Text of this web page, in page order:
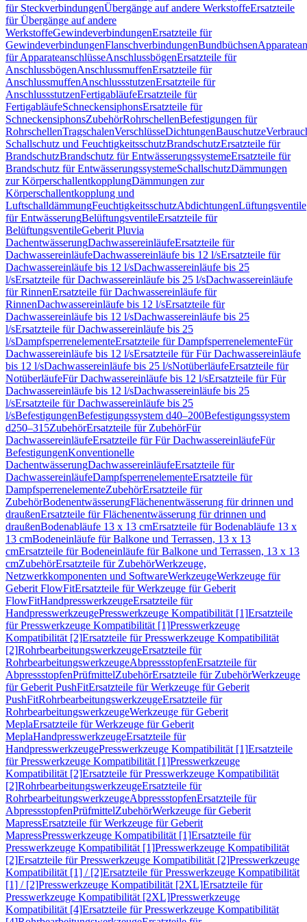
für SteckverbindungenÜbergänge auf andere WerkstoffeErsatzteile
für Übergänge auf andere
WerkstoffeGewindeverbindungenErsatzteile für
GewindeverbindungenFlanschverbindungenBundbüchsen
für ApparateanschlüsseAnschlussbögenErsatzteile für
AnschlussbögenAnschlussmuffenErsatzteile für
AnschlussmuffenAnschlussstutzenErsatzteile für
AnschlussstutzenFertigabläufeErsatzteile für
FertigabläufeSchneckensiphonsErsatzteile für
SchneckensiphonsZubehörRohrschellenBefestigungen für
RohrschellenTragschalenVerschlüsseDichtungenBauschutze
Schallschutz und FeuchtigkeitsschutzBrandschutzErsatzteile für
BrandschutzBrandschutz für EntwässerungssystemeErsatzteile für
Brandschutz für EntwässerungssystemeSchallschutzDämmungen
zur KörperschallentkopplungDämmungen zur
Körperschallentkopplung und
LuftschalldämmungFeuchtigkeitsschutzAbdichtungenLüftungsventile
für EntwässerungBelüftungsventileErsatzteile für
BelüftungsventileGeberit Pluvia
DachentwässerungDachwassereinläufeErsatzteile für
DachwassereinläufeDachwassereinläufe bis 12 l/sErsatzteile für
Dachwassereinläufe bis 12 l/sDachwassereinläufe bis 25
l/sErsatzteile für Dachwassereinläufe bis 25 l/sDachwassereinläufe
für RinnenErsatzteile für Dachwassereinläufe für
RinnenDachwassereinläufe bis 12 l/sErsatzteile für
Dachwassereinläufe bis 12 l/sDachwassereinläufe bis 25
l/sErsatzteile für Dachwassereinläufe bis 25
l/sDampfsperrenelementeErsatzteile für DampfsperrenelementeFür
Dachwassereinläufe bis 12 l/sErsatzteile für Für Dachwassereinläufe
bis 12 l/sDachwassereinläufe bis 25 l/sNotüberläufeErsatzteile für
NotüberläufeFür Dachwassereinläufe bis 12 l/sErsatzteile für Für
Dachwassereinläufe bis 12 l/sDachwassereinläufe bis 25
l/sErsatzteile für Dachwassereinläufe bis 25
l/sBefestigungenBefestigungssystem d40–200Befestigungssystem
d250–315ZubehörErsatzteile für ZubehörFür
DachwassereinläufeErsatzteile für Für DachwassereinläufeFür
BefestigungenKonventionelle
DachentwässerungDachwassereinläufeErsatzteile für
DachwassereinläufeDampfsperrenelementeErsatzteile für
DampfsperrenelementeZubehörErsatzteile für
ZubehörBodenentwässerungFlächenentwässerung für drinnen und
draußenErsatzteile für Flächenentwässerung für drinnen und
draußenBodenabläufe 13 x 13 cmErsatzteile für Bodenabläufe 13 x
13 cmBodeneinläufe für Balkone und Terrassen, 13 x 13
cmErsatzteile für Bodeneinläufe für Balkone und Terrassen, 13 x 13
cmZubehörErsatzteile für ZubehörWerkzeuge,
Netzwerkkomponenten und SoftwareWerkzeugeWerkzeuge für
Geberit FlowFitErsatzteile für Werkzeuge für Geberit
FlowFitHandpresswerkzeugeErsatzteile für
HandpresswerkzeugePresswerkzeuge Kompatibilität [1]Ersatzteile
für Presswerkzeuge Kompatibilität [1]Presswerkzeuge
Kompatibilität [2]Ersatzteile für Presswerkzeuge Kompatibilität
[2]RohrbearbeitungswerkzeugeErsatzteile für
RohrbearbeitungswerkzeugeAbpressstopfenErsatzteile für
AbpressstopfenPrüfmittelZubehörErsatzteile für ZubehörWerkzeuge
für Geberit PushFitErsatzteile für Werkzeuge für Geberit
PushFitRohrbearbeitungswerkzeugeErsatzteile für
RohrbearbeitungswerkzeugeWerkzeuge für Geberit
MeplaErsatzteile für Werkzeuge für Geberit
MeplaHandpresswerkzeugeErsatzteile für
HandpresswerkzeugePresswerkzeuge Kompatibilität [1]Ersatzteile
für Presswerkzeuge Kompatibilität [1]Presswerkzeuge
Kompatibilität [2]Ersatzteile für Presswerkzeuge Kompatibilität
[2]RohrbearbeitungswerkzeugeErsatzteile für
RohrbearbeitungswerkzeugeAbpressstopfenErsatzteile für
AbpressstopfenPrüfmittelZubehörWerkzeuge für Geberit
MapressErsatzteile für Werkzeuge für Geberit
MapressPresswerkzeuge Kompatibilität [1]Ersatzteile für
Presswerkzeuge Kompatibilität [1]Presswerkzeuge Kompatibilität
[2]Ersatzteile für Presswerkzeuge Kompatibilität [2]Presswerkzeuge
Kompatibilität [1] / [2]Ersatzteile für Presswerkzeuge Kompatibilität
[1] / [2]Presswerkzeuge Kompatibilität [2XL]Ersatzteile für
Presswerkzeuge Kompatibilität [2XL]Presswerkzeuge
Kompatibilität [4]Ersatzteile für Presswerkzeuge Kompatibilität